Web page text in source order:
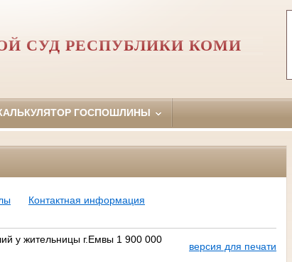
СУД РЕСПУБЛИКИ КОМИ
ГОСПОШЛИНЫ
Контактная информация
у жительницы г.Емвы 1 900 000
версия для печати